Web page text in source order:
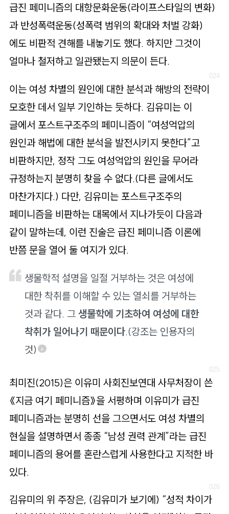
급진 페미니즘의 대항문화운동(라이프스타일의 변화)
과 반성폭력운동(성폭력 범위의 확대와 처벌 강화)
에도 비판적 견해를 내놓기도 했다. 하지만 그것이
얼마나 철저하고 일관됐는지 의문이 든다.
이는 여성 차별의 원인에 대한 분석과 해방의 전략이
모호한 데서 일부 기인하는 듯하다. 김유미는 이
글에서 포스트구조주의 페미니즘이 “여성억압의
원인과 해법에 대한 분석을 발전시키지 못한다”고
비판하지만, 정작 그도 여성억압의 원인을 무어라
규정하는지 분명히 찾을 수 없다.(다른 글에서도
마찬가지다.) 다만, 김유미는 포스트구조주의
페미니즘을 비판하는 대목에서 지나가듯이 다음과
같이 말하는데, 이런 진술은 급진 페미니즘 이론에
반쯤 문을 열어 둘 여지가 있다.
생물학적 설명을 일절 거부하는 것은 여성에
대한 착취를 이해할 수 있는 열쇠를 거부하는
것과 같다. 그 생물학에 기초하여 여성에 대한
착취가 일어나기 때문이다.(강조는 인용자의
것)
6
최미진(2015)은 이유미 사회진보연대 사무처장이 쓴
《지금 여기 페미니즘》을 서평하며 이유미가 급진
페미니즘과는 분명히 선을 그으면서도 여성 차별의
현실을 설명하면서 종종 “남성 권력 관계”라는 급진
페미니즘의 용어를 혼란스럽게 사용한다고 지적한 바
있다.
김유미의 위 주장은, (김유미가 보기에) “성적 차이가